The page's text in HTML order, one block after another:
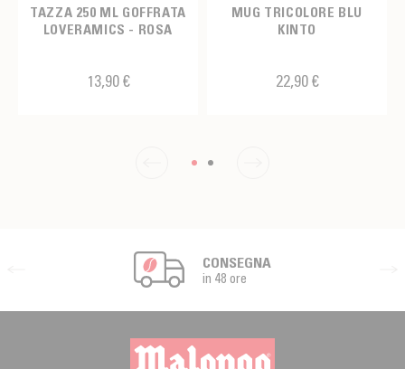
TAZZA 250 ML GOFFRATA
LOVERAMICS - ROSA
13,90 €
MUG TRICOLORE BLU
KINTO
22,90 €
CONSEGNA
in 48 ore